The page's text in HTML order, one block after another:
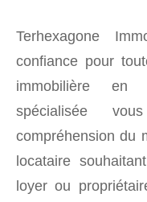
Terhexagone
confiance pour
immobilière en
spécialisée
compréhension du
locataire
loyer ou